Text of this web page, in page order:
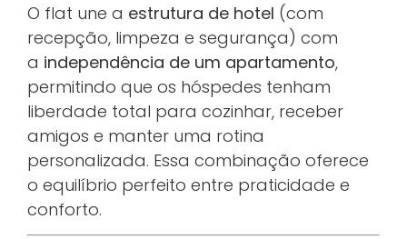
O flat une a estrutura de hotel (com
recepção, limpeza e segurança) com
a independência de um apartamento,
permitindo que os hóspedes tenham
liberdade total para cozinhar, receber
amigos e manter uma rotina
personalizada. Essa combinação oferece
o equilíbrio perfeito entre praticidade e
conforto.